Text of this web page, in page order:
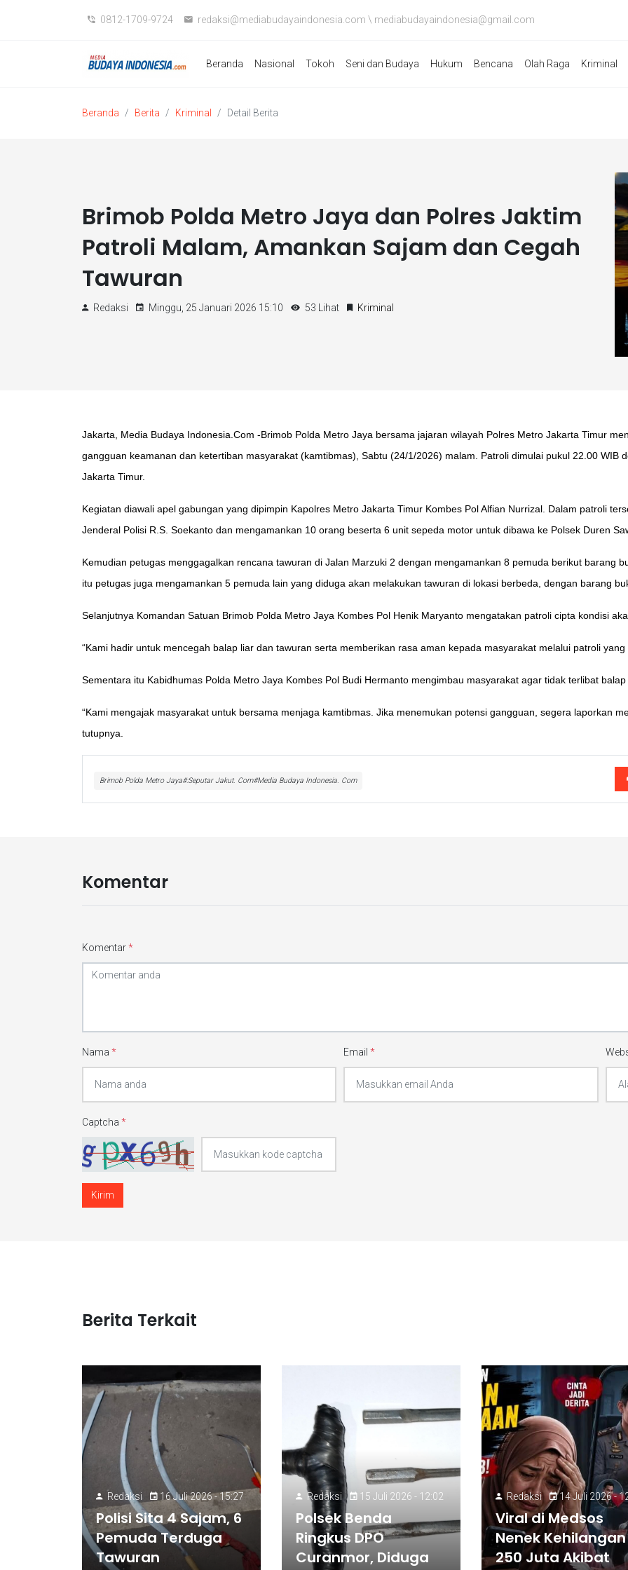
0812-1709-9724 redaksi@mediabudayaindonesia.com \ mediabudayaindonesia@gmail.com
Beranda Nasional Tokoh Seni dan Budaya Hukum Bencana Olah Raga Kriminal
Beranda Berita Kriminal Detail Berita
Brimob Polda Metro Jaya dan Polres Jaktim
Patroli Malam, Amankan Sajam dan Cegah
Tawuran
Redaksi Minggu, 25 Januari 2026 15:10 53 Lihat Kriminal
Jakarta, Media Budaya Indonesia.Com -Brimob Polda Metro Jaya bersama jajaran wilayah Polres Metro Jakarta Timur
gangguan keamanan dan ketertiban masyarakat (kamtibmas), Sabtu (24/1/2026) malam. Patroli dimulai pukul 22.00 WIB
Jakarta Timur.
Kegiatan diawali apel gabungan yang dipimpin Kapolres Metro Jakarta Timur Kombes Pol Alfian Nurrizal. Dalam patroli
Jenderal Polisi R.S. Soekanto dan mengamankan 10 orang beserta 6 unit sepeda motor untuk dibawa ke Polsek Duren
Kemudian petugas menggagalkan rencana tawuran di Jalan Marzuki 2 dengan mengamankan 8 pemuda berikut barang
itu petugas juga mengamankan 5 pemuda lain yang diduga akan melakukan tawuran di lokasi berbeda, dengan barang
Selanjutnya Komandan Satuan Brimob Polda Metro Jaya Kombes Pol Henik Maryanto mengatakan patroli cipta kondisi
“Kami hadir untuk mencegah balap liar dan tawuran serta memberikan rasa aman kepada masyarakat melalui patroli yang
Sementara itu Kabidhumas Polda Metro Jaya Kombes Pol Budi Hermanto mengimbau masyarakat agar tidak terlibat
“Kami mengajak masyarakat untuk bersama menjaga kamtibmas. Jika menemukan potensi gangguan, segera laporkan
tutupnya.
Brimob Polda Metro Jaya#:Seputar Jakut. Com#Media Budaya Indonesia. Com
Komentar
Komentar*
Nama * Email*
Captcha *
Kirim
Berita Terkait
Redaksi 16 Juli 2026 - 15:27
Polisi Sita 4 Sajam, 6
Pemuda Terduga
Tawuran
Redaksi 15 Juli 2026 - 12:02
Polsek Benda
Ringkus DPO
Curanmor, Diduga
Redaksi 14 Juli 2026 -
Viral di Medsos
Nenek Kehilangan
250 Juta Akibat